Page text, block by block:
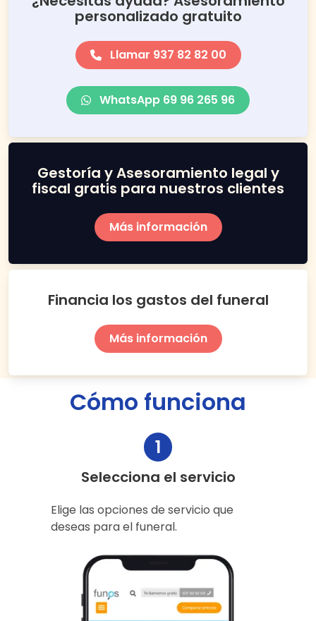
personalizado gratuito
Llamar 937 82 82 00
WhatsApp 69 96 265 96
Gestoría y Asesoramiento legal y
fiscal gratis para nuestros clientes
Más información
Financia los gastos del funeral
Más información
Cómo funciona
1
Selecciona el servicio
Elige las opciones de servicio que
deseas para el funeral.